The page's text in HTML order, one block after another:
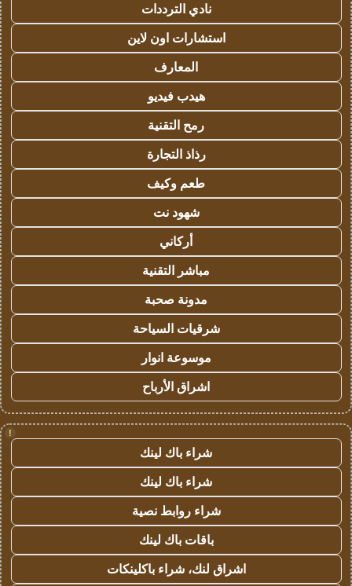
نادي الترددات
استشارات اون لاين
المعارف
هيدب فيديو
رمح التقنية
رذاذ التجارة
طعم وكيف
شهود نت
أركاني
مباشر التقنية
مدونة صحبة
شرقيات السياحة
موسوعة انوار
اشراق الأرباح
!
شراء باك لينك
شراء باك لينك
شراء روابط نصية
باقات باك لينك
اشراق لنك، شراء باكلينكات